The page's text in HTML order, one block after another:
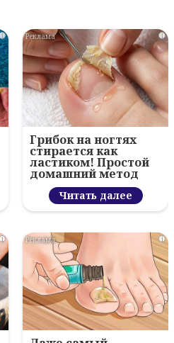
i i
Грибок на ногтях
стирается как
ластиком! Простой
домашний метод
Читать далее
i i